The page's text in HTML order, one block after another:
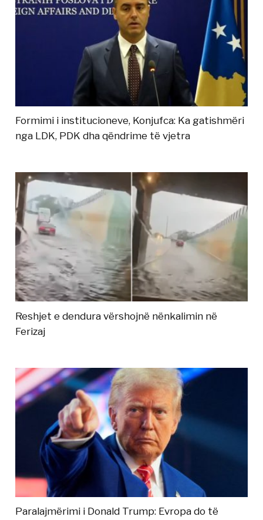
Formimi i institucioneve, Konjufca: Ka gatishmëri
nga LDK, PDK dha qëndrime të vjetra
Reshjet e dendura vërshojnë nënkalimin në
Ferizaj
Paralajmërimi i Donald Trump: Evropa do të